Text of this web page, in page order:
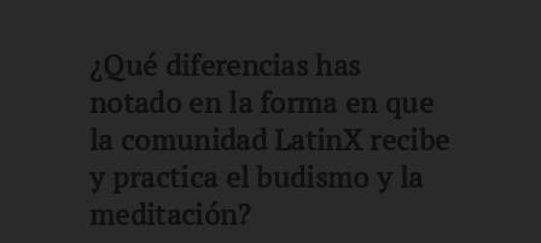
¿Qué diferencias has
notado en la forma en que
la comunidad LatinX recibe
y practica el budismo y la
meditación?